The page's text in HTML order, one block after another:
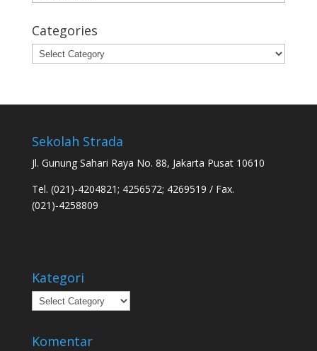
Categories
Categories
Sekolah Strada
Jl. Gunung Sahari Raya No. 88, Jakarta Pusat 10610
Tel. (021)-4204821; 4256572; 4269519 / Fax.
(021)-4258809
Kategori
Kategori
Komentar